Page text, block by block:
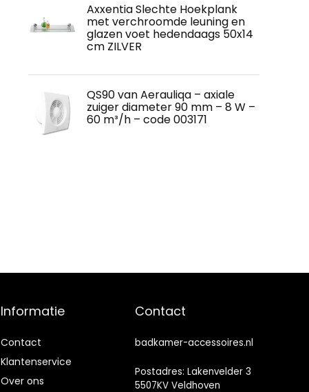
Axxentia Slechte Hoekplank
met verchroomde leuning en
glazen voet hedendaags 50x14
cm ZILVER
QS90 van Aerauliqa – axiale
zuiger diameter 90 mm – 8 W –
60 m³/h – code 003171
Informatie
Contact
Klantenservice
Over ons
Contact
badkamer-accessoires.nl
Postadres: Lakenvelder 3
5507KV Veldhoven